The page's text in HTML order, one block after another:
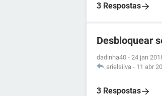
3 Respostas
Desbloquear
dadinha40 - 24 jan
arielsilva - 11 abr
3 Respostas